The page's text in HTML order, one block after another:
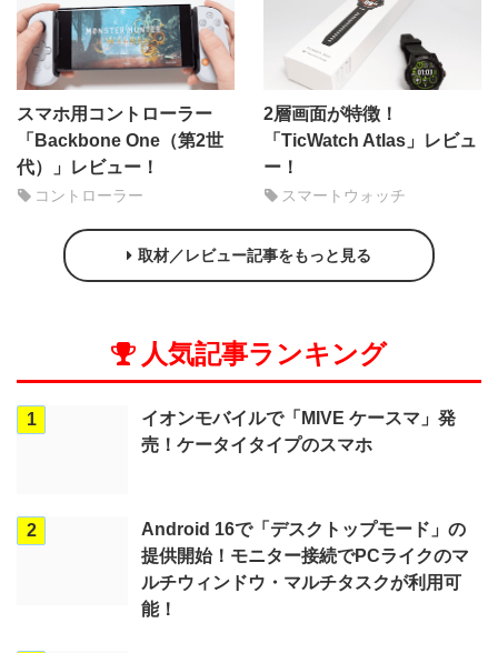
スマホ用コントローラー
「Backbone One（第2世
代）」レビュー！
コントローラー
2層画面が特徴！
「TicWatch Atlas」レビュ
ー！
スマートウォッチ
取材／レビュー記事をもっと見る
人気記事ランキング
1
イオンモバイルで「MIVE ケースマ」発
売！ケータイタイプのスマホ
2
Android 16で「デスクトップモード」の
提供開始！モニター接続でPCライクのマ
ルチウィンドウ・マルチタスクが利用可
能！